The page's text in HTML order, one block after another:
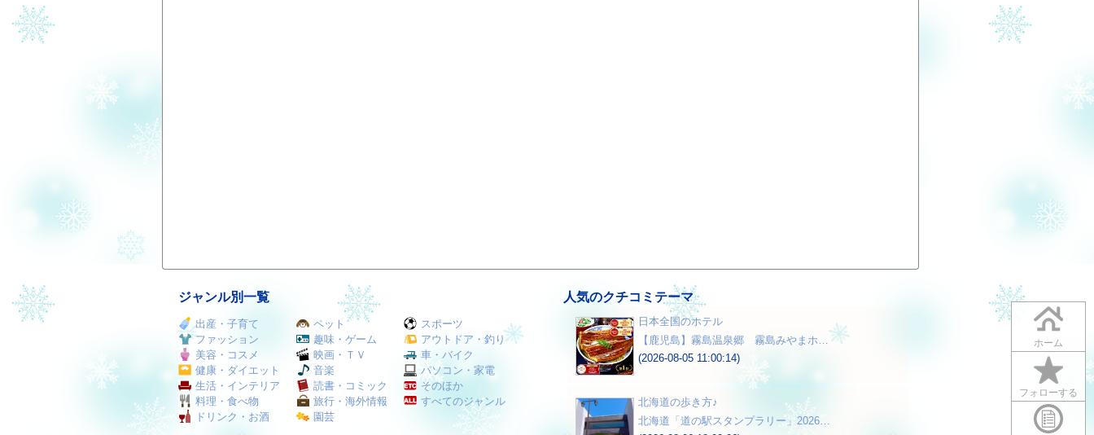
ホーム
フォローする
ジャンル別一覧
出産・子育て
ファッション
美容・コスメ
健康・ダイエット
生活・インテリア
料理・食べ物
ドリンク・お酒
ペット
趣味・ゲーム
映画・ＴＶ
音楽
読書・コミック
旅行・海外情報
園芸
スポーツ
アウトドア・釣り
車・バイク
パソコン・家電
そのほか
すべてのジャンル
人気のクチコミテーマ
日本全国のホテル
【鹿児島】霧島温泉郷 霧島みやまホ…
(2026-08-05 11:00:14)
北海道の歩き方♪
北海道「道の駅スタンプラリー」2026…